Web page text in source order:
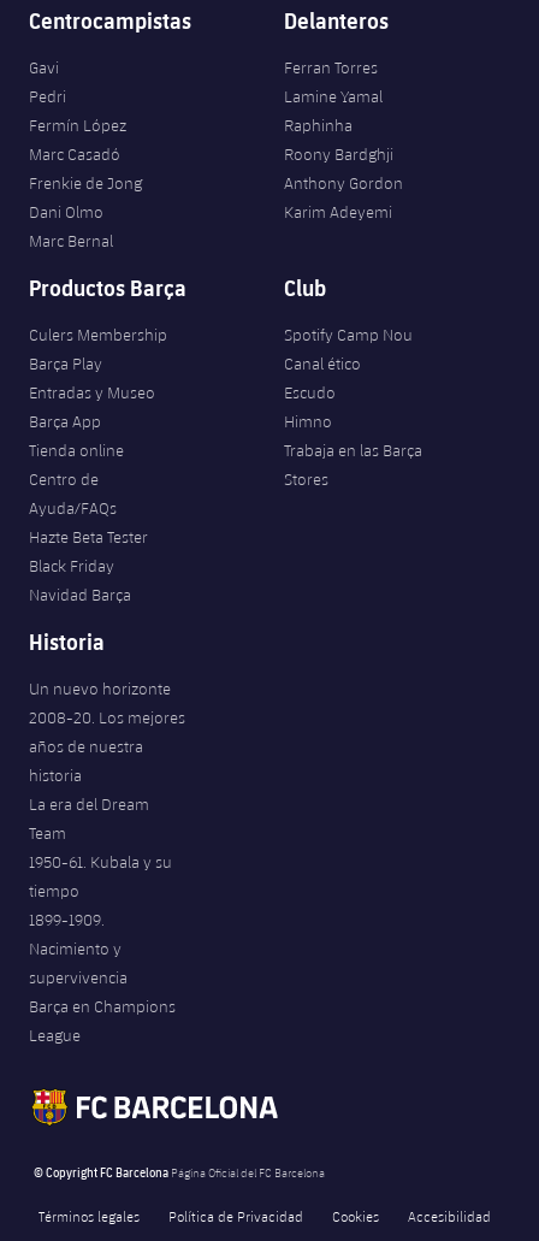
Centrocampistas
Gavi
Pedri
Fermín López
Marc Casadó
Frenkie de Jong
Dani Olmo
Marc Bernal
Delanteros
Ferran Torres
Lamine Yamal
Raphinha
Roony Bardghji
Anthony Gordon
Karim Adeyemi
Productos Barça
Culers Membership
Barça Play
Entradas y Museo
Barça App
Tienda online
Centro de
Ayuda/FAQs
Hazte Beta Tester
Black Friday
Navidad Barça
Club
Spotify Camp Nou
Canal ético
Escudo
Himno
Trabaja en las Barça
Stores
Historia
Un nuevo horizonte
2008-20. Los mejores
años de nuestra
historia
La era del Dream
Team
1950-61. Kubala y su
tiempo
1899-1909.
Nacimiento y
supervivencia
Barça en Champions
League
© Copyright FC Barcelona Página Oficial del FC Barcelona
Términos legales Política de Privacidad Cookies Accesibilidad